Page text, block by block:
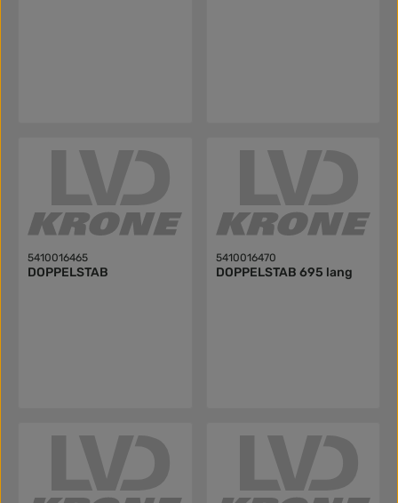
5410016465
DOPPELSTAB
5410016470
DOPPELSTAB 695 lang